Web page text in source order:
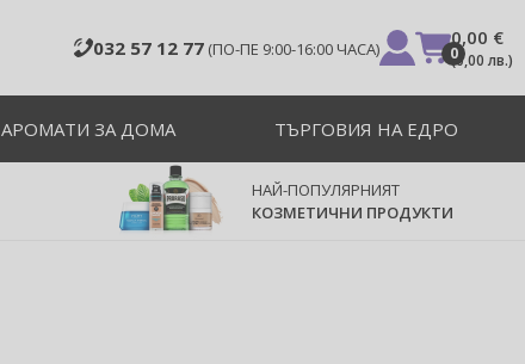
032 57 12 77 (ПО-ПЕ 9:00-16:00 ЧАСА) 0
0,00 €
(0,00 лв.)
АРОМАТИ ЗА ДОМА ТЪРГОВИЯ НА ЕДРО
НАЙ-ПОПУЛЯРНИЯТ
КОЗМЕТИЧНИ ПРОДУКТИ